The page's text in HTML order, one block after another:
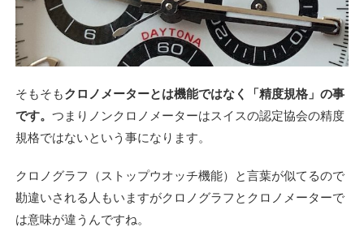
そもそもクロノメーターとは機能ではなく「精度規格」の事
です。 つまりノンクロノメーターはスイスの認定協会の精度
規格ではないという事になります。
クロノグラフ（ストップウオッチ機能）と言葉が似てるので
勘違いされる人もいますがクロノグラフとクロノメーターで
は意味が違うんですね。